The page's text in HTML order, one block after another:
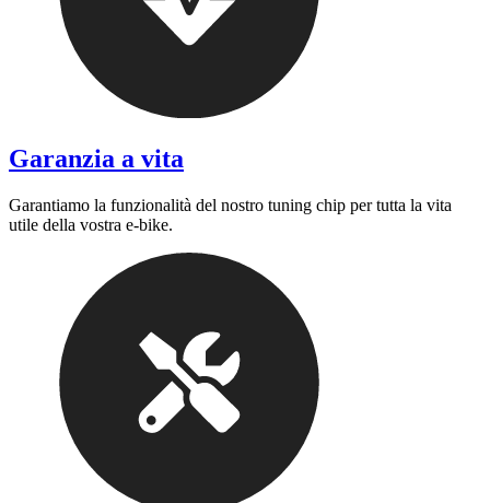
Garanzia a vita
Garantiamo la funzionalità del nostro tuning chip per tutta la vita
utile della vostra e-bike.